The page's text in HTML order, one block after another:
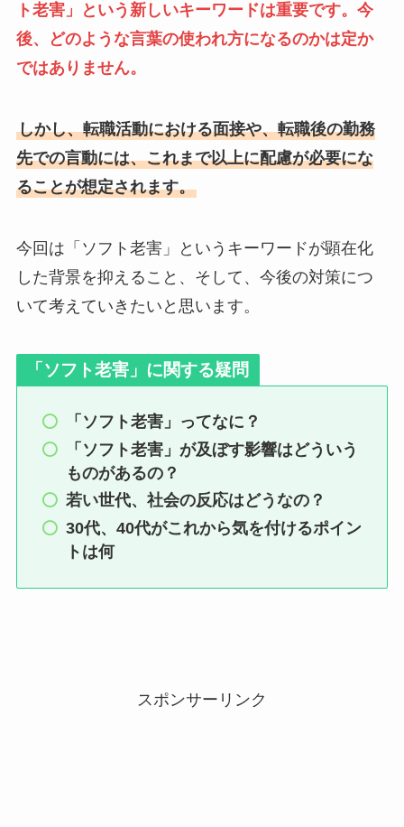
ト老害」という新しいキーワードは重要です。今
後、どのような言葉の使われ方になるのかは定か
ではありません。
しかし、転職活動における面接や、転職後の勤務
先での言動には、これまで以上に配慮が必要にな
ることが想定されます。
今回は「ソフト老害」というキーワードが顕在化
した背景を抑えること、そして、今後の対策につ
いて考えていきたいと思います。
「ソフト老害」に関する疑問
「ソフト老害」ってなに？
「ソフト老害」が及ぼす影響はどういう
ものがあるの？
若い世代、社会の反応はどうなの？
30代、40代がこれから気を付けるポイン
トは何
スポンサーリンク